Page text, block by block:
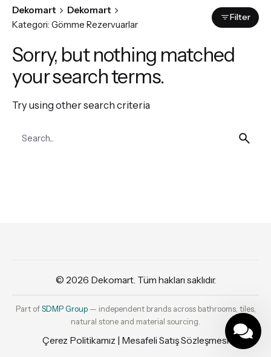
Dekomart
Dekomart
Kategori: Gömme Rezervuarlar
Filter
Sorry, but nothing matched
your search terms.
Try using other search criteria
for
© 2026 Dekomart. Tüm hakları saklıdır.
Part ofSDMP Group— independent brands across bathrooms, tiles,
natural stone and material sourcing.
Çerez Politikamız | Mesafeli Satış Sözleşmesi